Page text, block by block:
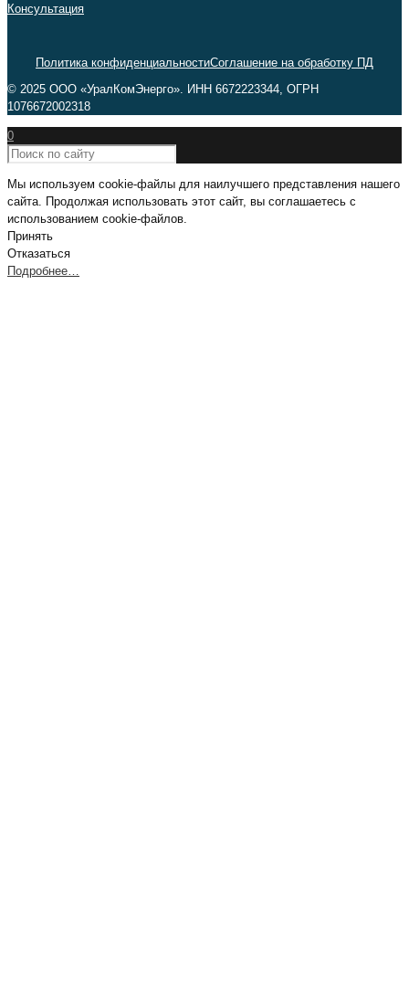
Консультация
Политика конфиденциальностиСоглашение на обработку ПД
© 2025 ООО «УралКомЭнерго». ИНН 6672223344, ОГРН
1076672002318
0
Мы используем cookie-файлы для наилучшего представления нашего
сайта. Продолжая использовать этот сайт, вы соглашаетесь с
использованием cookie-файлов.
Принять
Отказаться
Подробнее…